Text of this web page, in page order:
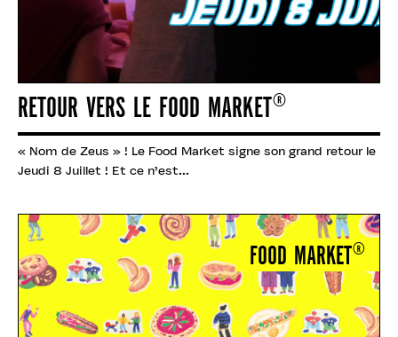
RETOUR VERS LE FOOD MARKET®
« Nom de Zeus » ! Le Food Market signe son grand retour le
Jeudi 8 Juillet ! Et ce n’est...
FOOD MARKET®